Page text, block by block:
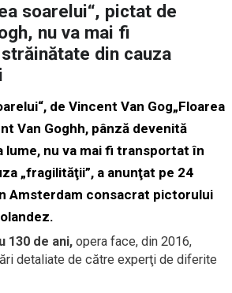
soarelui“, pictat de
nu va mai fi
din cauza
de Vincent Van Gog„Floarea
Van Goghh, pânză devenită
lume, nu va mai fi transportat în
„fragilităţii”, a anunţat pe 24
Amsterdam consacrat pictorului
130 de ani, opera face, din 2016,
detaliate de către experţi de diferite